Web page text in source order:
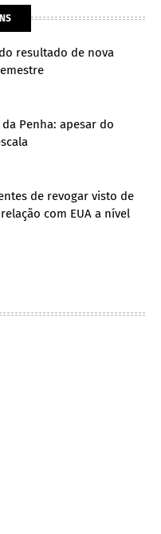
resultado de nova
Penha: apesar do
de revogar visto de
com EUA a nível